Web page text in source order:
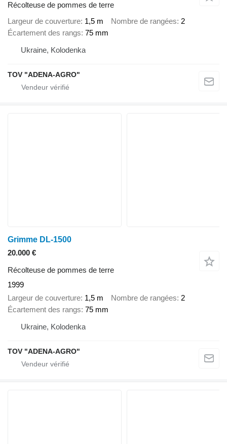
Récolteuse de pommes de terre
Largeur de couverture 1,5 m Nombre de rangées 2
Écartement des rangs 75 mm
Ukraine, Kolodenka
TOV "ADENA-AGRO"
Grimme DL-1500
20.000 €
Récolteuse de pommes de terre
1999
Largeur de couverture 1,5 m Nombre de rangées 2
Écartement des rangs 75 mm
Ukraine, Kolodenka
TOV "ADENA-AGRO"